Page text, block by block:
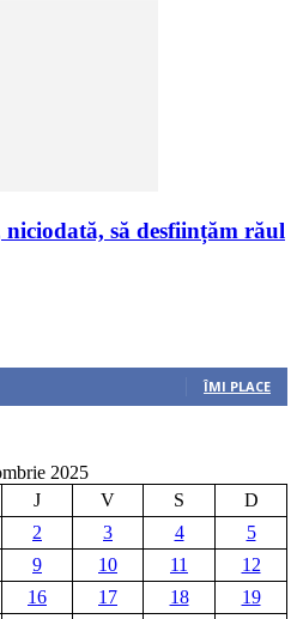
să desființăm răul
ÎMI PLACE
2025
J V S
D
2 3 4
5
9 10 11
12
16 17 18 19